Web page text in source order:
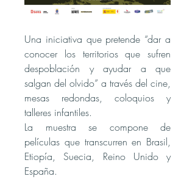
Una iniciativa que pretende “dar a
conocer los territorios que sufren
despoblación y ayudar a que
salgan del olvido” a través del cine,
mesas redondas, coloquios y
talleres infantiles.
La muestra se compone de
películas que transcurren en Brasil,
Etiopía, Suecia, Reino Unido y
España.